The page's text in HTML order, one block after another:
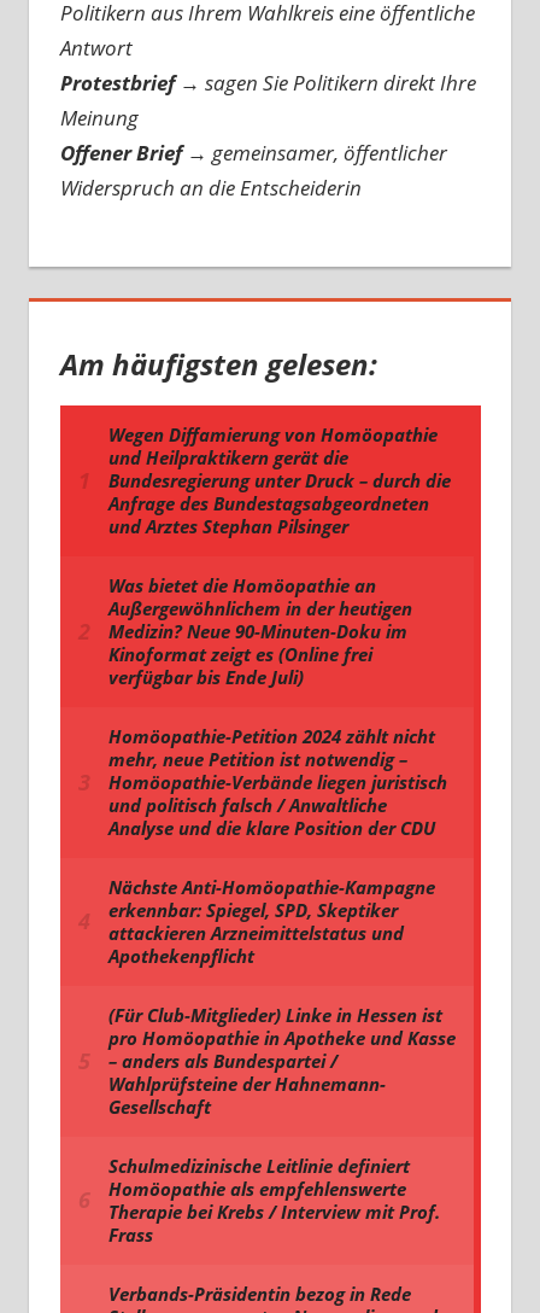
Politikern aus Ihrem Wahlkreis eine öffentliche
Antwort
Protestbrief → sagen Sie Politikern direkt Ihre
Meinung
Offener Brief → gemeinsamer, öffentlicher
Widerspruch an die Entscheiderin
Am häufigsten gelesen: